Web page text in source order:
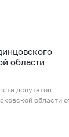
области
депутатов
области